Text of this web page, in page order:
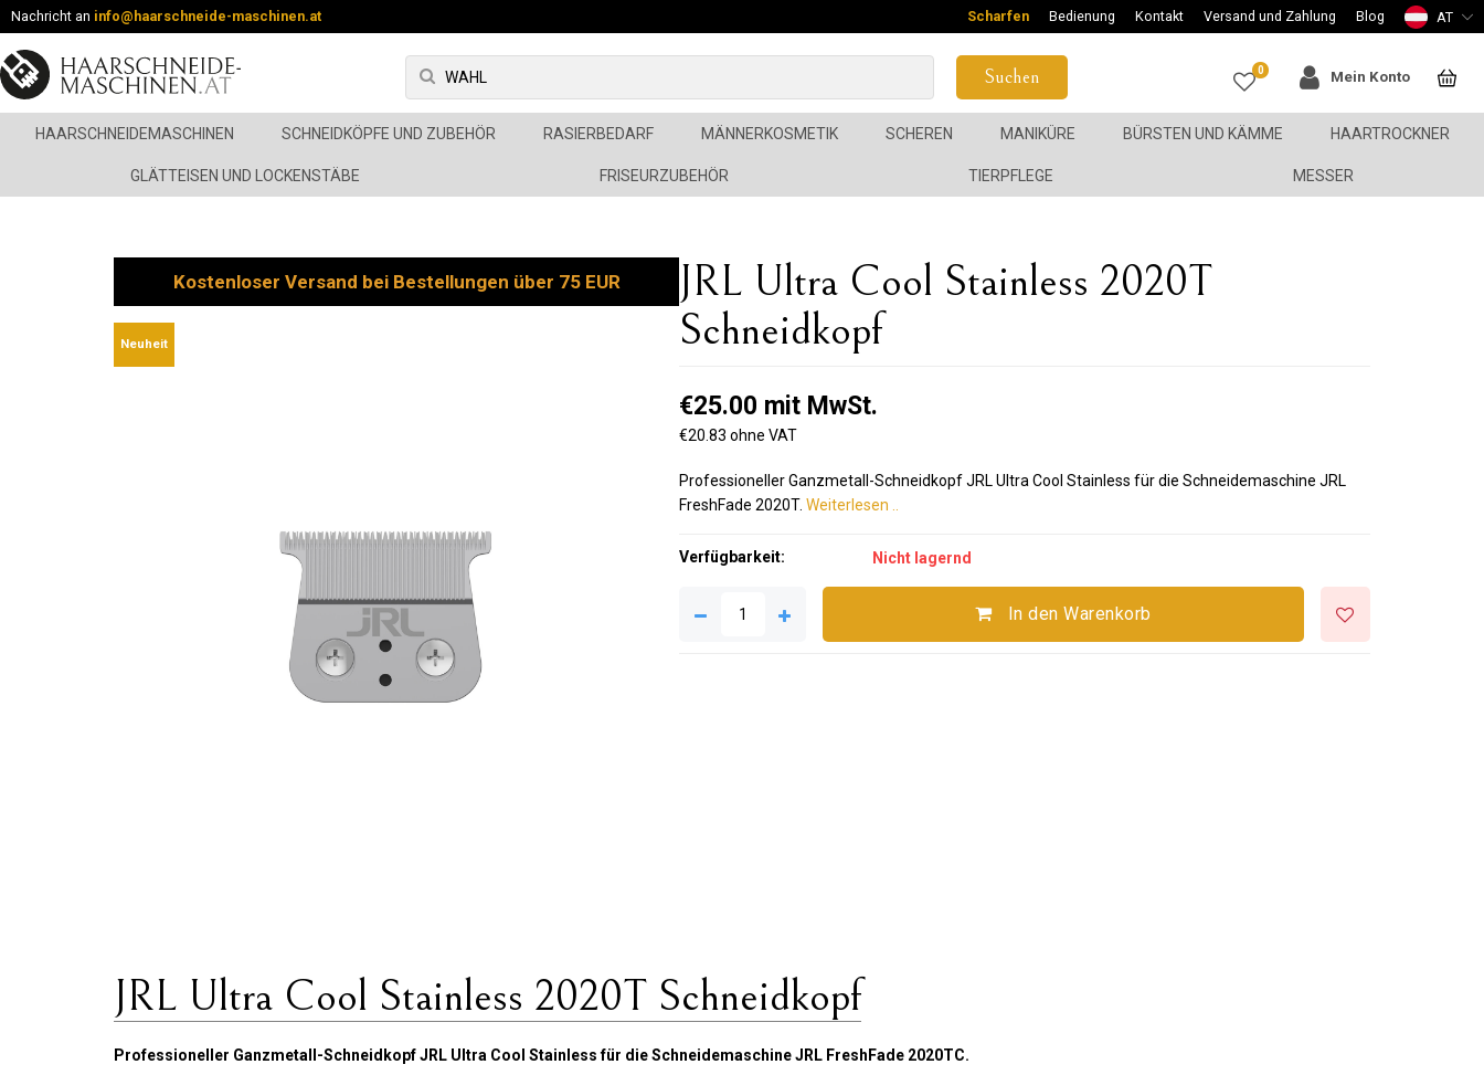
Nachricht an info@haarschneide-maschinen.at Scharfen Bedienung Kontakt Versand und Zahlung Blog AT
Suchen 0 Mein Konto
HAARSCHNEIDEMASCHINEN SCHNEIDKÖPFE UND ZUBEHÖR RASIERBEDARF MÄNNERKOSMETIK SCHEREN MANIKÜRE BÜRSTEN UND KÄMME HAARTROCKNER
GLÄTTEISEN UND LOCKENSTÄBE FRISEURZUBEHÖR TIERPFLEGE MESSER
Kostenloser Versand bei Bestellungen über 75 EUR
Neuheit
JRL Ultra Cool Stainless 2020T
Schneidkopf
€25.00 mit MwSt.
€20.83 ohne VAT
Professioneller Ganzmetall-Schneidkopf JRL Ultra Cool Stainless für die Schneidemaschine JRL
FreshFade 2020T. Weiterlesen ..
Verfügbarkeit: Nicht lagernd
In den Warenkorb
JRL Ultra Cool Stainless 2020T Schneidkopf
Professioneller Ganzmetall-Schneidkopf JRL Ultra Cool Stainless für die Schneidemaschine JRL FreshFade 2020TC.